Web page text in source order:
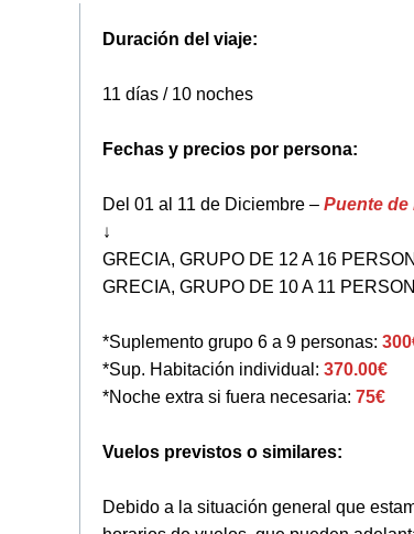
Duración del viaje:
11 días / 10 noches
Fechas y precios por persona:
Del 01 al 11 de Diciembre – Puente de
↓
GRECIA, GRUPO DE 12 A 16
GRECIA, GRUPO DE 10 A 11
*Suplemento grupo 6 a 9 personas:
*Sup. Habitación individual: 370.00€
*Noche extra si fuera necesaria: 75€
Vuelos previstos o similares:
Debido a la situación general que